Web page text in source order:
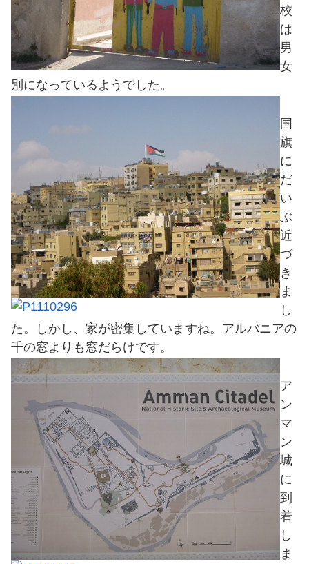
校
は
男
女
別になっているようでした。
国
旗
に
だ
い
ぶ
近
づ
き
ま
し
た。しかし、家が密集していますね。アルバニアの
千の窓よりも窓だらけです。
ア
ン
マ
ン
城
に
到
着
し
ま